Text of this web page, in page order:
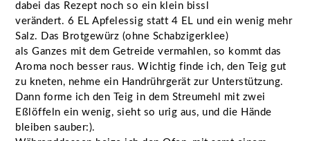
dabei das Rezept noch so ein klein bissl
verändert. 6 EL Apfelessig statt 4 EL und ein wenig mehr
Salz. Das Brotgewürz (ohne Schabzigerklee)
als Ganzes mit dem Getreide vermahlen, so kommt das
Aroma noch besser raus. Wichtig finde ich, den Teig gut
zu kneten, nehme ein Handrührgerät zur Unterstützung.
Dann forme ich den Teig in dem Streumehl mit zwei
Eßlöffeln ein wenig, sieht so urig aus, und die Hände
bleiben sauber:).